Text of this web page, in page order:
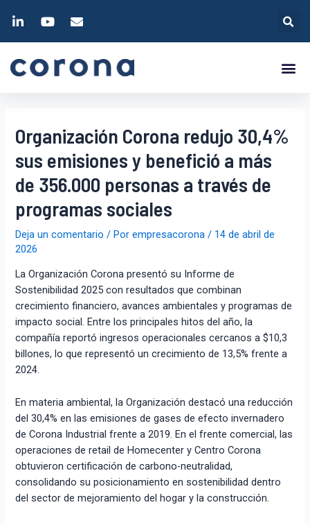
Organización Corona redujo 30,4%
sus emisiones y benefició a más
de 356.000 personas a través de
programas sociales
Deja un comentario / Porempresacorona / 14 de abril de
2026
La Organización Corona presentó su Informe de
Sostenibilidad 2025 con resultados que combinan
crecimiento financiero, avances ambientales y programas de
impacto social. Entre los principales hitos del año, la
compañía reportó ingresos operacionales cercanos a $10,3
billones, lo que representó un crecimiento de 13,5% frente a
2024.
En materia ambiental, la Organización destacó una reducción
del 30,4% en las emisiones de gases de efecto invernadero
de Corona Industrial frente a 2019. En el frente comercial, las
operaciones de retail de Homecenter y Centro Corona
obtuvieron certificación de carbono-neutralidad,
consolidando su posicionamiento en sostenibilidad dentro
del sector de mejoramiento del hogar y la construcción.